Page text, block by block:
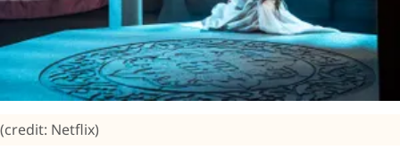
(credit: Netflix)